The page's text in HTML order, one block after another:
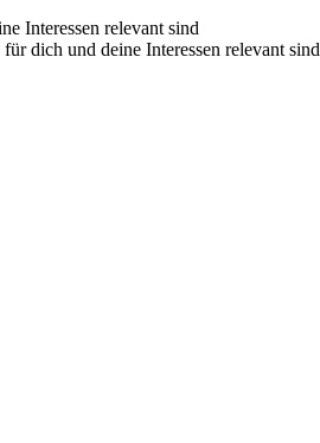
Interessen relevant sind
dich und deine Interessen relevant sind